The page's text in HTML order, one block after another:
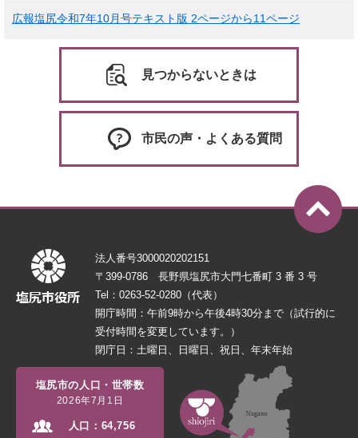
広報塩尻令和7年10月号テキスト版 2ページから11ページ
見つからないときは
市民の声・よくある質問
法人番号3000020202151
〒399-0786 長野県塩尻市大門七番町 3 番 3 号
Tel：0263-52-0280（代表）
開庁時間：午前9時から午後4時30分まで（試行的に
受付時間を変更しています。）
閉庁日：土曜日、日曜日、祝日、年末年始
塩尻市の人口・世帯数
2026年7月1日
人口： 64,756